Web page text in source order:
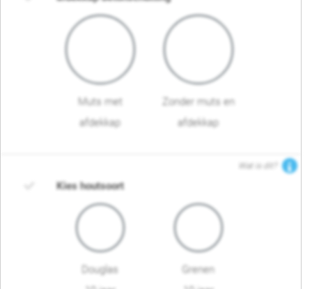
Muts met
afdekkap
Zonder muts en
afdekkap
Wat is dit?
Kies houtsoort
Douglas
Grenen